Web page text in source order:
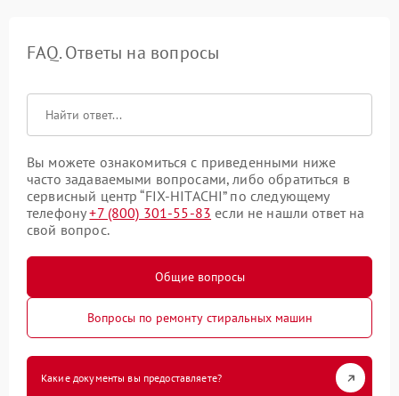
FAQ. Ответы на вопросы
Вы можете ознакомиться с приведенными ниже
часто задаваемыми вопросами, либо обратиться в
сервисный центр “FIX-HITACHI” по следующему
телефону+7 (800) 301-55-83 если не нашли ответ на
свой вопрос.
Общие вопросы
Вопросы по ремонту стиральных машин
Какие документы вы предоставляете?